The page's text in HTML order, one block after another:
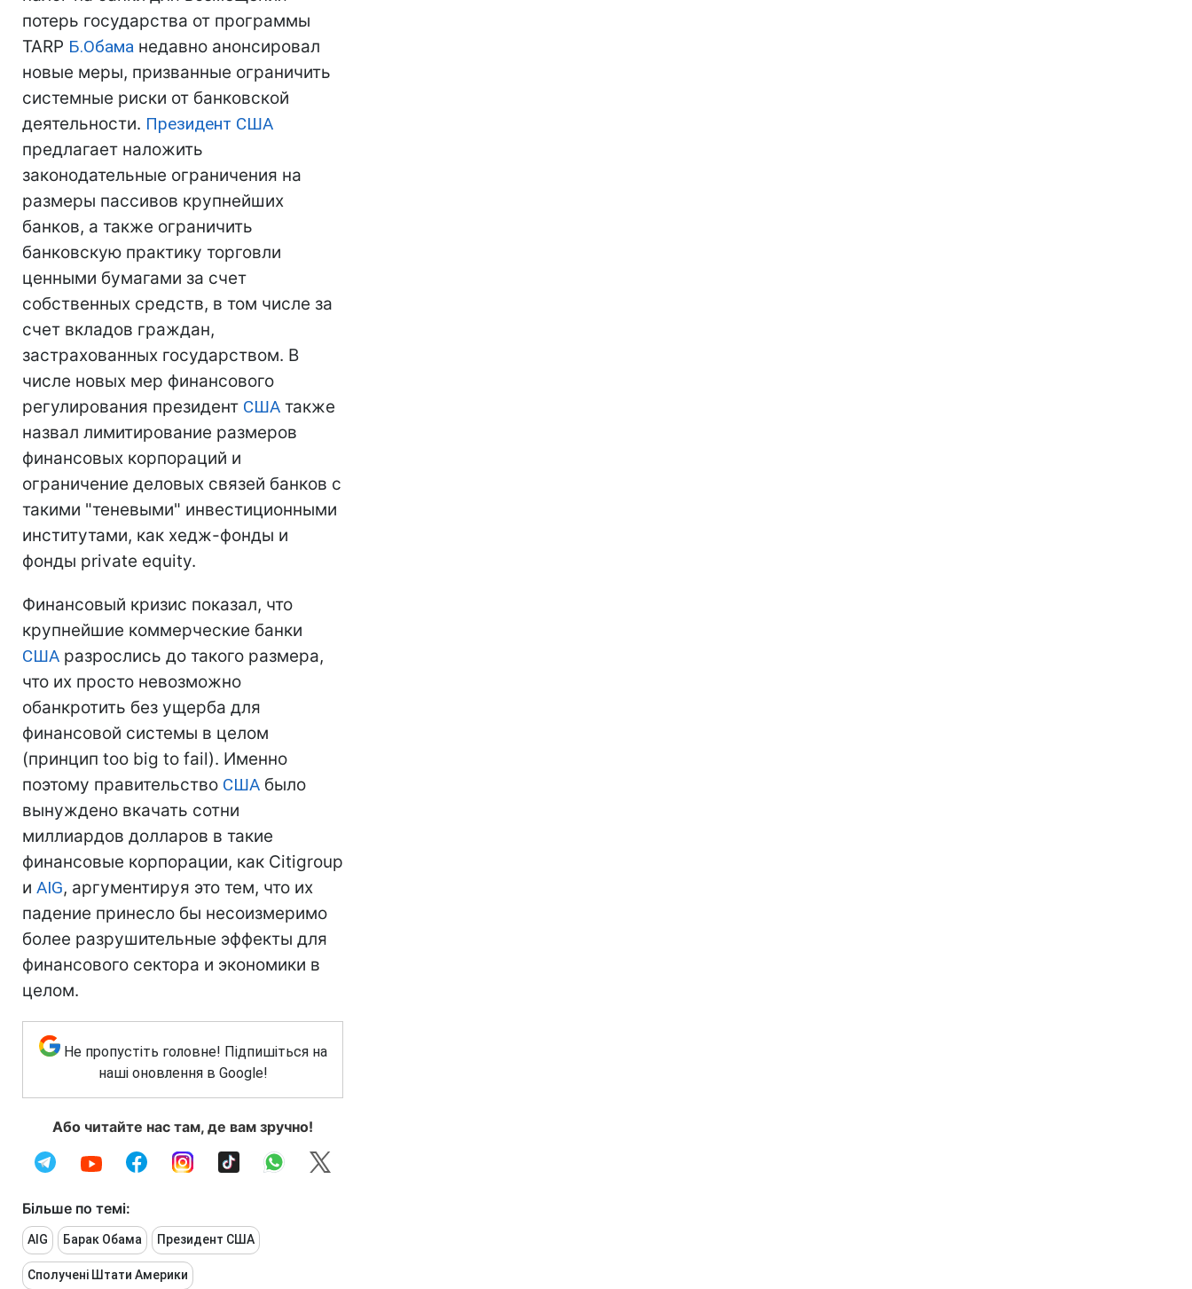
потерь государства от программы
TARP Б.Обама недавно анонсировал
новые меры, призванные ограничить
системные риски от банковской
деятельности. Президент США
предлагает наложить
законодательные ограничения на
размеры пассивов крупнейших
банков, а также ограничить
банковскую практику торговли
ценными бумагами за счет
собственных средств, в том числе за
счет вкладов граждан,
застрахованных государством. В
числе новых мер финансового
регулирования президент США также
назвал лимитирование размеров
финансовых корпораций и
ограничение деловых связей банков с
такими "теневыми" инвестиционными
институтами, как хедж-фонды и
фонды private equity.
Финансовый кризис показал, что
крупнейшие коммерческие банки
США разрослись до такого размера,
что их просто невозможно
обанкротить без ущерба для
финансовой системы в целом
(принцип too big to fail). Именно
поэтому правительство США было
вынуждено вкачать сотни
миллиардов долларов в такие
финансовые корпорации, как Citigroup
и AIG, аргументируя это тем, что их
падение принесло бы несоизмеримо
более разрушительные эффекты для
финансового сектора и экономики в
целом.
Не пропустіть головне! Підпишіться на
наші оновлення в Google!
Або читайте нас там, де вам зручно!
Більше по темі:
AIG Барак Обама Президент США
Сполучені Штати Америки